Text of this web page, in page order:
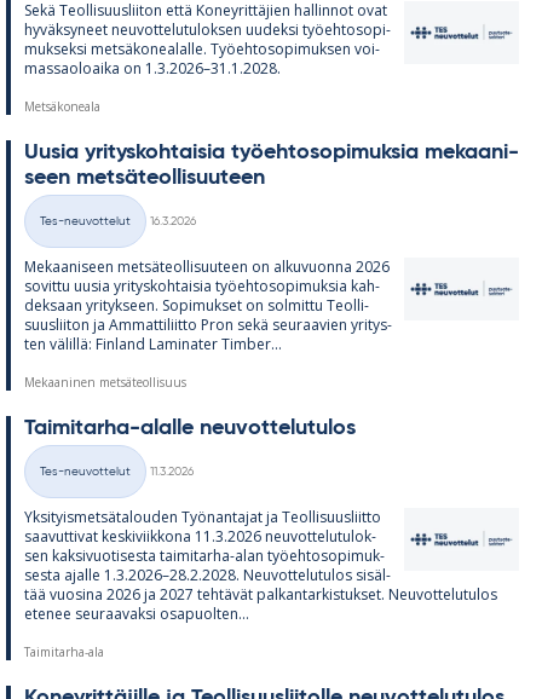
Sekä Teol­li­suus­lii­ton että Ko­ney­rit­tä­jien hal­lin­not ovat
hy­väk­sy­neet neu­vot­te­lu­tu­lok­sen uu­deksi työ­eh­to­so­pi­
muk­seksi met­sä­ko­nea­lalle. Työ­eh­to­so­pi­muk­sen voi­
mas­sao­loaika on 1.3.2026–31.1.2028.
Metsäkoneala
Uusia yri­tys­koh­tai­sia työ­eh­to­so­pi­muk­sia me­kaa­ni­
seen met­sä­teol­li­suu­teen
Kategoriat
Tes-neuvottelut
16.3.2026
Me­kaa­ni­seen met­sä­teol­li­suu­teen on al­ku­vuonna 2026
so­vittu uusia yri­tys­koh­tai­sia työ­eh­to­so­pi­muk­sia kah­
dek­saan yri­tyk­seen. So­pi­muk­set on sol­mittu Teol­li­
suus­lii­ton ja Am­mat­ti­liitto Pron sekä seu­raa­vien yri­tys­
ten vä­lillä: Fin­land La­mi­na­ter Tim­ber...
Mekaaninen metsäteollisuus
Tai­mi­tarha-alalle neu­vot­te­lu­tu­los
Kategoriat
Tes-neuvottelut
11.3.2026
Yk­si­tyis­met­sä­ta­lou­den Työ­nan­ta­jat ja Teol­li­suus­liitto
saa­vut­ti­vat kes­ki­viik­kona 11.3.2026 neu­vot­te­lu­tu­lok­
sen kak­si­vuo­ti­sesta tai­mi­tarha-alan työ­eh­to­so­pi­muk­
sesta ajalle 1.3.2026–28.2.2028. Neu­vot­te­lu­tu­los si­säl­
tää vuo­sina 2026 ja 2027 teh­tä­vät pal­kan­tar­kis­tuk­set. Neu­vot­te­lu­tu­los
ete­nee seu­raa­vaksi os­a­puol­ten...
Taimitarha-ala